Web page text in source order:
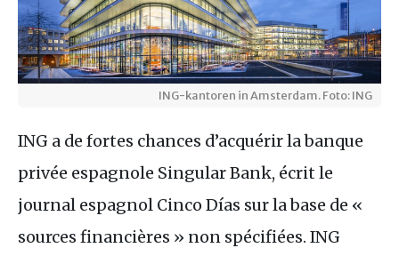
ING-kantoren in Amsterdam. Foto: ING
ING a de fortes chances d’acquérir la banque
privée espagnole Singular Bank, écrit le
journal espagnol Cinco Días sur la base de «
sources financières » non spécifiées. ING